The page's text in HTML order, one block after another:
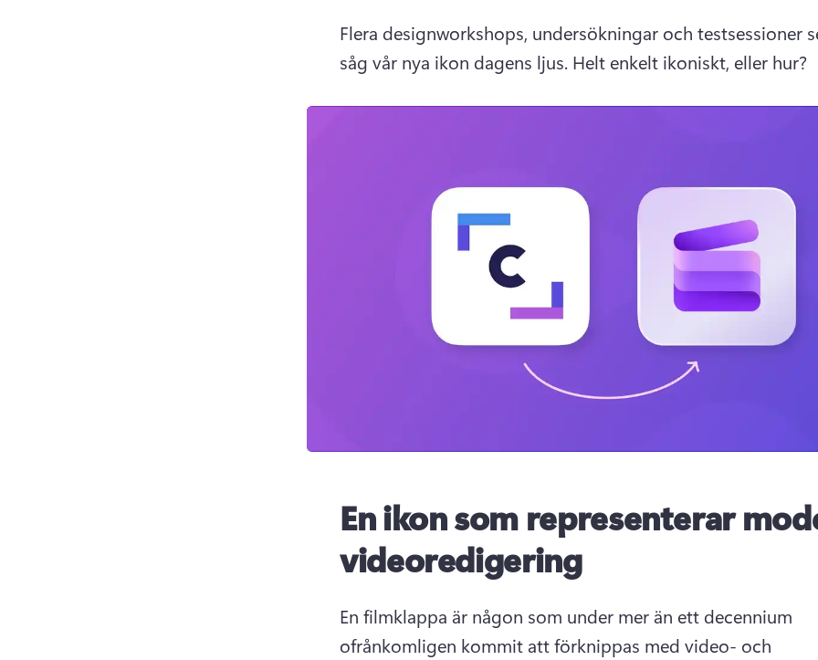
Flera designworkshops, undersökningar och testsessioner
såg vår nya ikon dagens ljus. Helt enkelt ikoniskt, eller hur?
En ikon som representerar
videoredigering
En filmklappa är någon som under mer än ett decennium
ofrånkomligen kommit att förknippas med video- och